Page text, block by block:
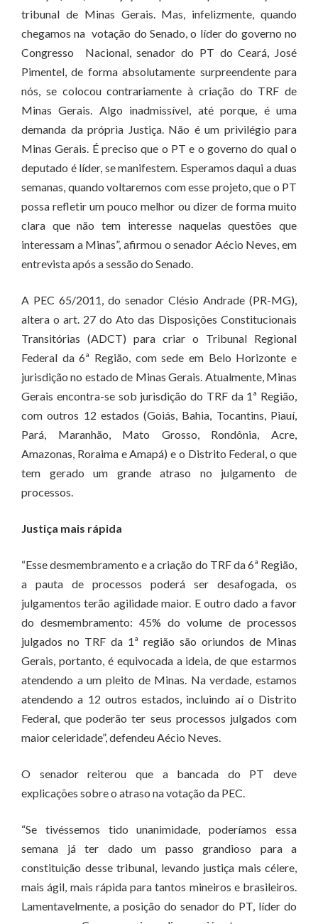
tribunal de Minas Gerais. Mas, infelizmente, quando
chegamos na votação do Senado, o líder do governo no
Congresso Nacional, senador do PT do Ceará, José
Pimentel, de forma absolutamente surpreendente para
nós, se colocou contrariamente à criação do TRF de
Minas Gerais. Algo inadmissível, até porque, é uma
demanda da própria Justiça. Não é um privilégio para
Minas Gerais. É preciso que o PT e o governo do qual o
deputado é líder, se manifestem. Esperamos daqui a duas
semanas, quando voltaremos com esse projeto, que o PT
possa refletir um pouco melhor ou dizer de forma muito
clara que não tem interesse naquelas questões que
interessam a Minas”, afirmou o senador Aécio Neves, em
entrevista após a sessão do Senado.
A PEC 65/2011, do senador Clésio Andrade (PR-MG),
altera o art. 27 do Ato das Disposições Constitucionais
Transitórias (ADCT) para criar o Tribunal Regional
Federal da 6ª Região, com sede em Belo Horizonte e
jurisdição no estado de Minas Gerais. Atualmente, Minas
Gerais encontra-se sob jurisdição do TRF da 1ª Região,
com outros 12 estados (Goiás, Bahia, Tocantins, Piauí,
Pará, Maranhão, Mato Grosso, Rondônia, Acre,
Amazonas, Roraima e Amapá) e o Distrito Federal, o que
tem gerado um grande atraso no julgamento de
processos.
Justiça mais rápida
“Esse desmembramento e a criação do TRF da 6ª Região,
a pauta de processos poderá ser desafogada, os
julgamentos terão agilidade maior. E outro dado a favor
do desmembramento: 45% do volume de processos
julgados no TRF da 1ª região são oriundos de Minas
Gerais, portanto, é equivocada a ideia, de que estarmos
atendendo a um pleito de Minas. Na verdade, estamos
atendendo a 12 outros estados, incluindo aí o Distrito
Federal, que poderão ter seus processos julgados com
maior celeridade”, defendeu Aécio Neves.
O senador reiterou que a bancada do PT deve
explicações sobre o atraso na votação da PEC.
“Se tivéssemos tido unanimidade, poderíamos essa
semana já ter dado um passo grandioso para a
constituição desse tribunal, levando justiça mais célere,
mais ágil, mais rápida para tantos mineiros e brasileiros.
Lamentavelmente, a posição do senador do PT, líder do